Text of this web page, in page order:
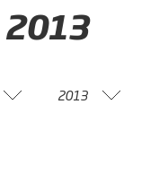
2013
2013